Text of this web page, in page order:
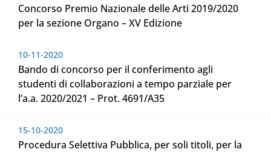
Concorso Premio Nazionale delle Arti 2019/2020
per la sezione Organo – XV Edizione
10-11-2020
Bando di concorso per il conferimento agli
studenti di collaborazioni a tempo parziale per
l’a.a. 2020/2021 – Prot. 4691/A35
15-10-2020
Procedura Selettiva Pubblica, per soli titoli, per la